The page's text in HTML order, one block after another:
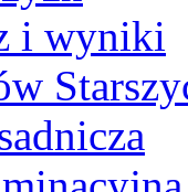
i wyniki